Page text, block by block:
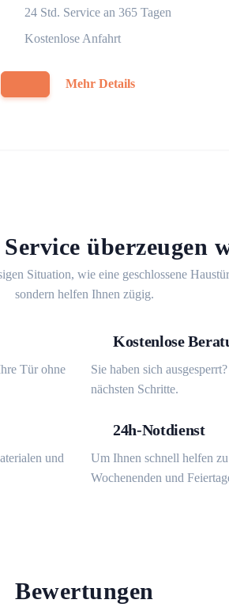
24 Std. Service an 365 Tagen
Kostenlose Anfahrt
Mehr Details
überzeugen
Situation, wie eine geschlossene
sondern helfen Ihnen zügig.
Tür ohne
Kostenlose
Sie haben sich
nächsten Schritte.
und
24h-Notdienst
Um Ihnen schnell helfen
Wochenenden und
Bewertungen